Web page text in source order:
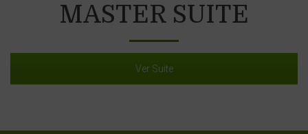
MASTER SUITE
Ver Suite